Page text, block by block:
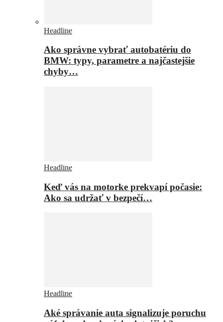
Headline
Ako správne vybrať autobatériu do
BMW: typy, parametre a najčastejšie
chyby…
Headline
Keď vás na motorke prekvapí počasie:
Ako sa udržať v bezpečí…
Headline
Aké správanie auta signalizuje poruchu